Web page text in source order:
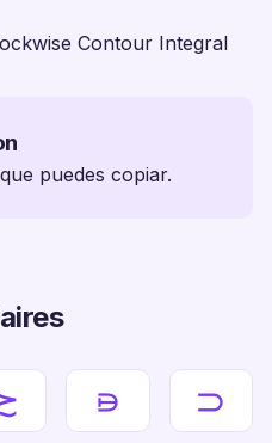
Contour Integral
puedes copiar.
⋼ ⊃